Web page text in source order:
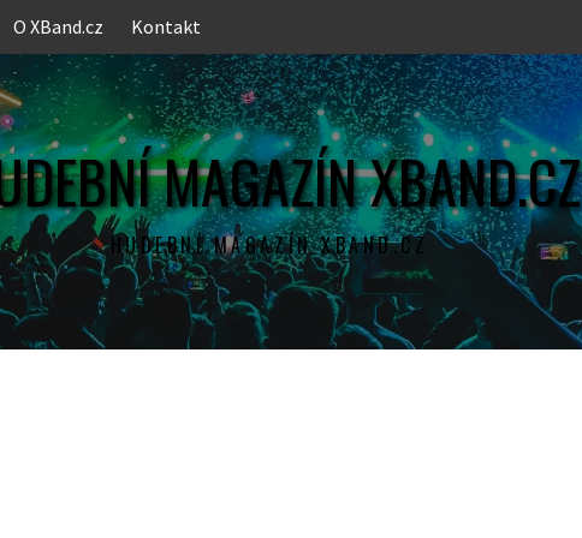
O XBand.cz Kontakt
MAGAZÍN XBAND.CZ
HUDEBNÍ MAGAZÍN XBAND.CZ